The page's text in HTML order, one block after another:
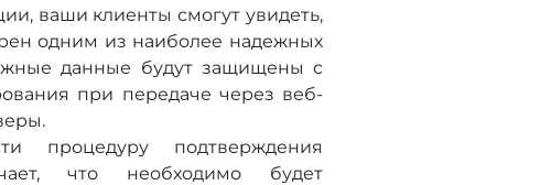
ваши клиенты смогут увидеть,
одним из наиболее надежных
данные будут защищены с
при передаче через веб-
процедуру подтверждения
что необходимо будет